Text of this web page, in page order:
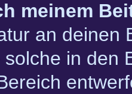
meinem
an deinen
in den